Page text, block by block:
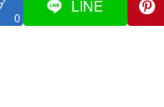
0
LINE